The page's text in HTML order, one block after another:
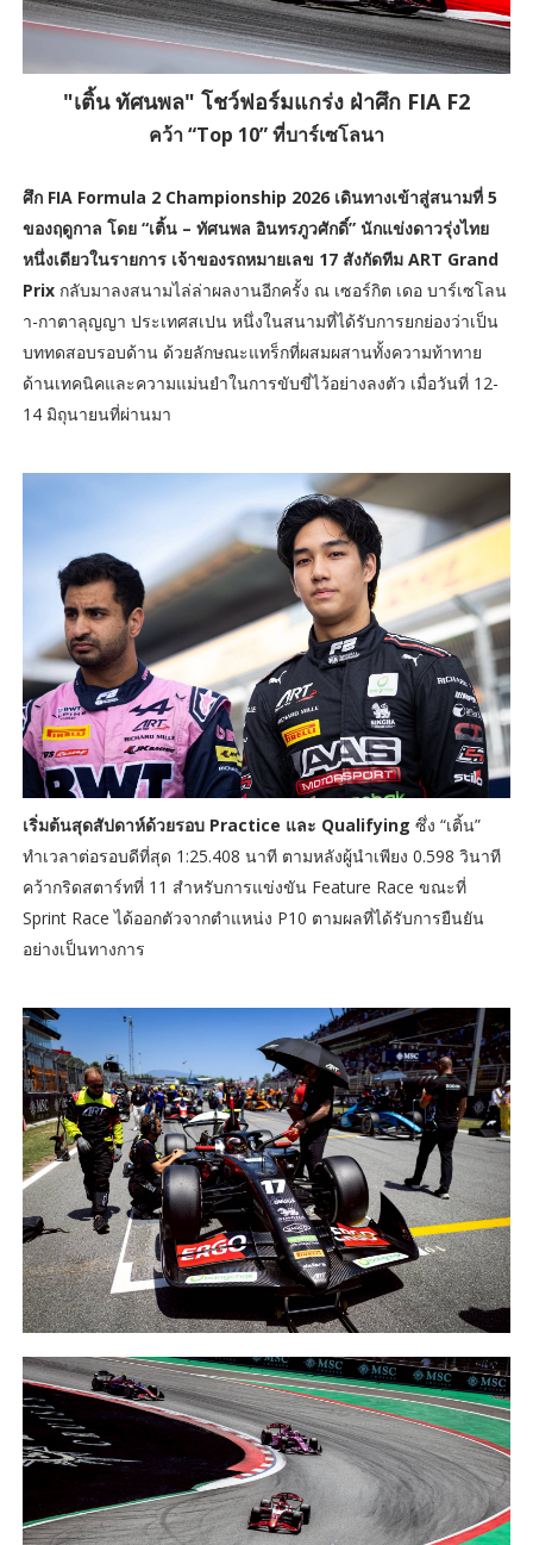
"เติ้น ทัศนพล" โชว์ฟอร์มแกร่ง ฝ่าศึก FIA F2
คว้า “Top 10” ที่บาร์เซโลนา
ศึก FIA Formula 2 Championship 2026 เดินทางเข้าสู่สนามที่ 5
ของฤดูกาล โดย “เติ้น – ทัศนพล อินทรภูวศักดิ์” นักแข่งดาวรุ่งไทย
หนึ่งเดียวในรายการ เจ้าของรถหมายเลข 17 สังกัดทีม ART Grand
Prixกลับมาลงสนามไล่ล่าผลงานอีกครั้ง ณ เซอร์กิต เดอ บาร์เซโลน
า-กาตาลุญญา ประเทศสเปน หนึ่งในสนามที่ได้รับการยกย่องว่าเป็น
บททดสอบรอบด้าน ด้วยลักษณะแทร็กที่ผสมผสานทั้งความท้าทาย
ด้านเทคนิคและความแม่นยำในการขับขี่ไว้อย่างลงตัว เมื่อวันที่ 12-
14 มิถุนายนที่ผ่านมา
เริ่มต้นสุดสัปดาห์ด้วยรอบ Practice และ Qualifying ซึ่ง “เติ้น”
ทำเวลาต่อรอบดีที่สุด 1:25.408 นาที ตามหลังผู้นำเพียง 0.598 วินาที
คว้ากริดสตาร์ทที่ 11 สำหรับการแข่งขัน Feature Race ขณะที่
Sprint Race ได้ออกตัวจากตำแหน่ง P10 ตามผลที่ได้รับการยืนยัน
อย่างเป็นทางการ